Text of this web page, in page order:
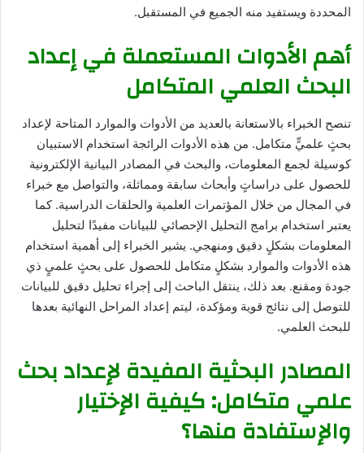
المحددة ويستفيد منه الجميع في المستقبل.
أهم الأدوات المستعملة في إعداد
البحث العلمي المتكامل
تنصح الخبراء بالاستعانة بالعديد من الأدوات والموارد المتاحة لإعداد
بحثٍ علميٍّ متكامل. من هذه الأدوات الرائجة استخدام الاستبيان
كوسيلة لجمع المعلومات، والبحث في المصادر البيانية الإلكترونية
للحصول على دراساتٍ وأبحاث سابقة ومماثلة، والتواصل مع خبراء
في المجال من خلال المؤتمرات العلمية والحلقات الدراسية. كما
يعتبر استخدام برامج التحليل الإحصائي للبيانات مفيدًا لتحليل
المعلومات بشكلٍ دقيق ومنهجي. يشير الخبراء إلى أهمية استخدام
هذه الأدوات والموارد بشكلٍ متكامل للحصول على بحثٍ علميٍ ذي
جودة ومقنع. بعد ذلك، ينتقل الباحث إلى إجراء تحليل دقيق للبيانات
للتوصل إلى نتائج قوية ومؤكدة، ليتم إعداد المراحل النهائية بعدها
للبحث العلمي.
المصادر البحثية المفيدة لإعداد بحث
علمي متكامل: كيفية الإختيار
والإستفادة منها؟